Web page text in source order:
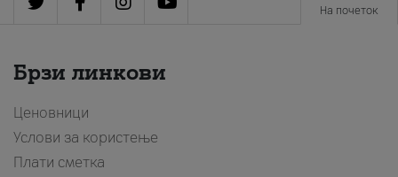
На почеток
Брзи линкови
Ценовници
Услови за користење
Плати сметка